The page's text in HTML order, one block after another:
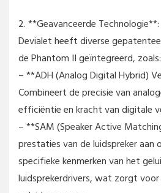
2. **Geavanceerde Technologie**:
Devialet heeft diverse
de Phantom II geïntegreerd, zoals:
– **ADH (Analog Digital Hybrid)
Combineert de precisie van
efficiëntie en kracht van digitale
– **SAM (Speaker Active
prestaties van de luidspreker aan
specifieke kenmerken van het
luidsprekerdrivers, wat zorgt voor